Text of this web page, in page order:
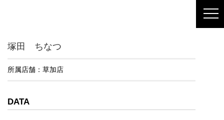
塚田 ちなつ
所属店舗： 草加店
DATA